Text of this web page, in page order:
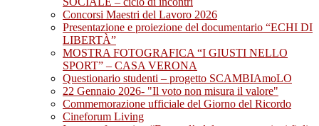
Concorsi Maestri del Lavoro 2026
Presentazione e proiezione del documentario “ECHI DI
LIBERTÀ”
MOSTRA FOTOGRAFICA “I GIUSTI NELLO
SPORT” – CASA VERONA
Questionario studenti – progetto SCAMBIAmoLO
22 Gennaio 2026- "Il voto non misura il valore"
Commemorazione ufficiale del Giorno del Ricordo
Cineforum Living